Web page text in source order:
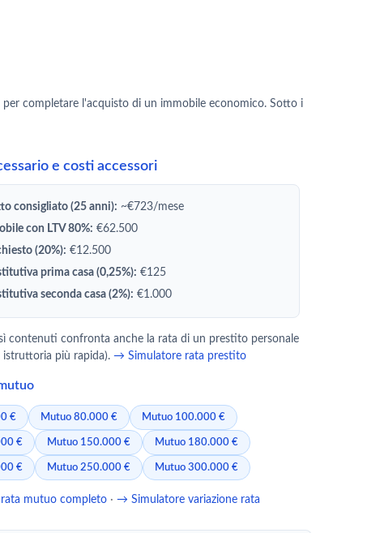
completare l'acquisto di un immobile economico. Sotto i
e costi accessori
consigliato (25 anni): ~€723/mese
con LTV 80%: €62.500
(20%): €12.500
prima casa (0,25%): €125
seconda casa (2%): €1.000
contenuti confronta anche la rata di un prestito personale
istruttoria più rapida). → Simulatore rata prestito
€ Mutuo 80.000 € Mutuo 100.000 €
€ Mutuo 150.000 € Mutuo 180.000 €
€ Mutuo 250.000 € Mutuo 300.000 €
mutuo completo · → Simulatore variazione rata